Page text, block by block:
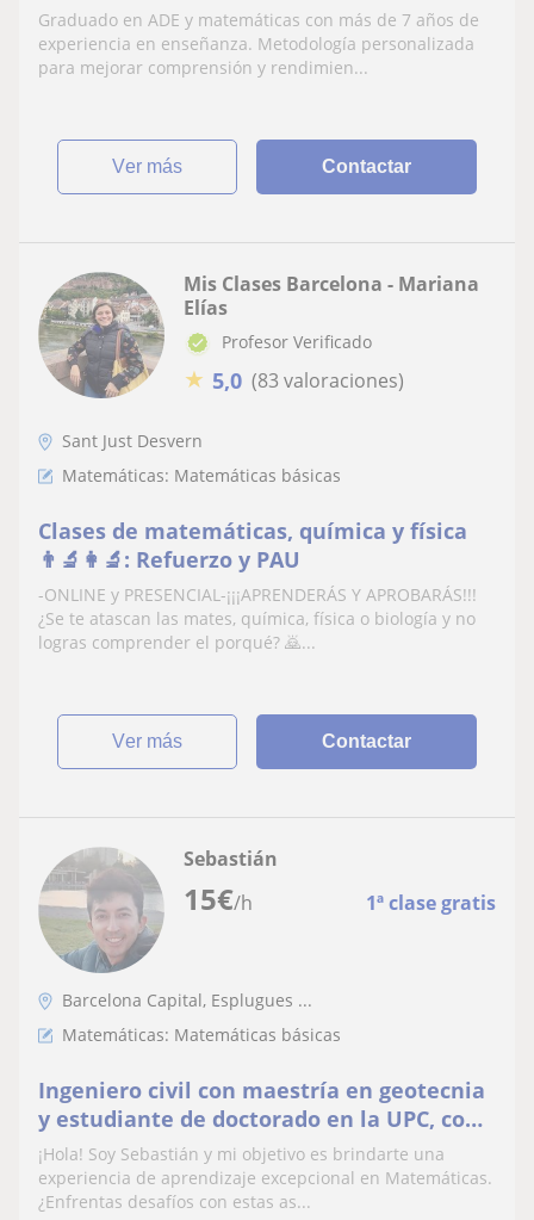
Graduado en ADE y matemáticas con más de 7 años de
experiencia en enseñanza. Metodología personalizada
para mejorar comprensión y rendimien...
ver más Contactar
Mis Clases Barcelona - Mariana
Elías
Profesor Verificado
★ 5,0 (83 valoraciones)
Sant Just Desvern
Matemáticas: Matemáticas básicas
Clases de matemáticas, química y física
👨‍🔬​👩‍🔬​: Refuerzo y PAU
-ONLINE y PRESENCIAL-¡¡¡APRENDERÁS Y APROBARÁS!!!
¿Se te atascan las mates, química, física o biología y no
logras comprender el porqué? ​🙇...
ver más Contactar
15€/h 1ª clase gratis
Sebastián
Barcelona Capital, Esplugues ...
Matemáticas: Matemáticas básicas
Ingeniero civil con maestría en geotecnia
y estudiante de doctorado en la UPC, con
experiencia en docencia universitaria.
Imparto clases personalizadas de
matemáticas en Barcelona, tanto en
¡Hola! Soy Sebastián y mi objetivo es brindarte una
experiencia de aprendizaje excepcional en Matemáticas.
¿Enfrentas desafíos con estas as...